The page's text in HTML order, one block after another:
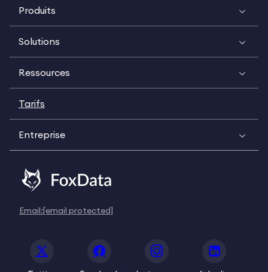
Produits
Solutions
Ressources
Tarifs
Entreprise
Email:[email protected]